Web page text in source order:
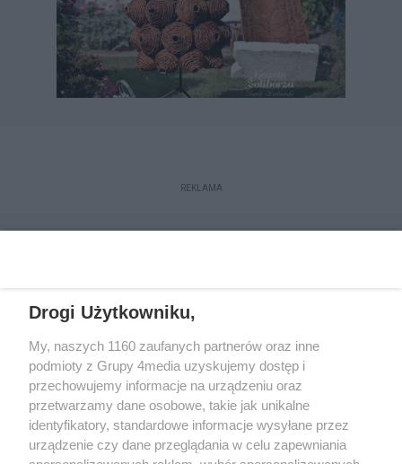
REKLAMA
Reklama Kontakt Regulamin
Dystrybucja
Regulamin prenumeraty
Polityka Prywatności
Drogi Użytkowniku,
My, naszych 1160 zaufanych partnerów oraz inne
podmioty z Grupy 4media uzyskujemy dostęp i
przechowujemy informacje na urządzeniu oraz
przetwarzamy dane osobowe, takie jak unikalne
identyfikatory, standardowe informacje wysyłane przez
urządzenie czy dane przeglądania w celu zapewniania